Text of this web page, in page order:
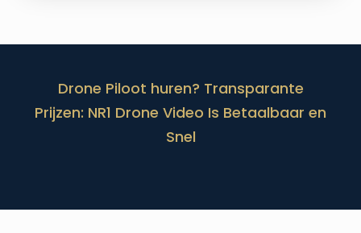
Drone Piloot huren? Transparante
Prijzen: NR1 Drone Video Is Betaalbaar en
Snel